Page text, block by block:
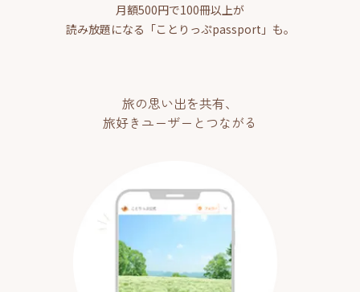
月額500円で100冊以上が
読み放題になる「ことりっぷpassport」も。
旅の思い出を共有、
旅好きユーザーとつながる